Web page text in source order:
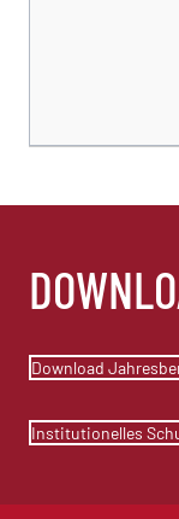
Download
Institutionelles